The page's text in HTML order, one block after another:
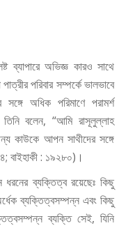
ব্যাপারে অভিজ্ঞ কারও সাথে
পরিবার সম্পর্কে ভালভাবে
সঙ্গে অধিক পরিমাণে পরামর্শ
বলেন, “আমি রাসূলুল্লাহ
কাউকে আপন সাথীদের সঙ্গে
বাইহাকী : ১৯২৮০)।
ধরনের ব্যক্তিত্ব রয়েছেঃ কিছু
ব্যক্তিত্বসম্পন্ন এবং কিছু
ব্যক্তি সেই, যিনি